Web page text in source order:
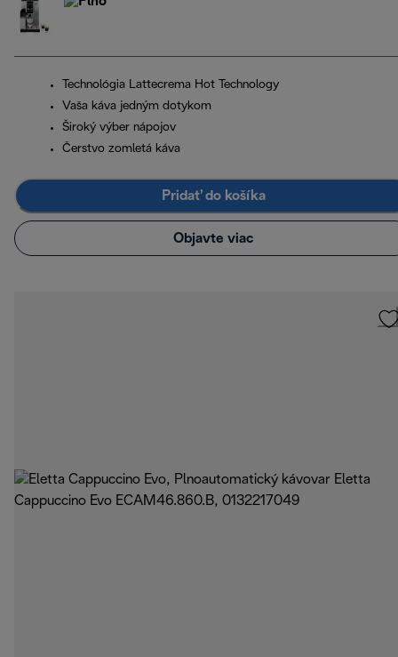
Technológia Lattecrema Hot Technology
Vaša káva jedným dotykom
Široký výber nápojov
Čerstvo zomletá káva
Pridať do košíka
Objavte viac